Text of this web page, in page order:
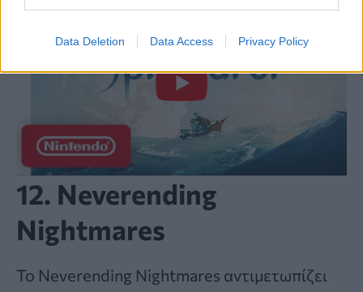
Data Deletion Data Access Privacy Policy
12. Neverending
Nightmares
Το Neverending Nightmares αντιμετωπίζει